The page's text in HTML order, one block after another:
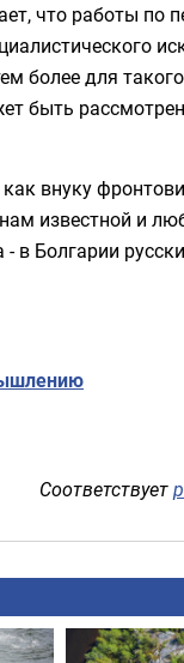
, что работы по
более для
быть
внуку
известной и
Болгарии
Соответствует